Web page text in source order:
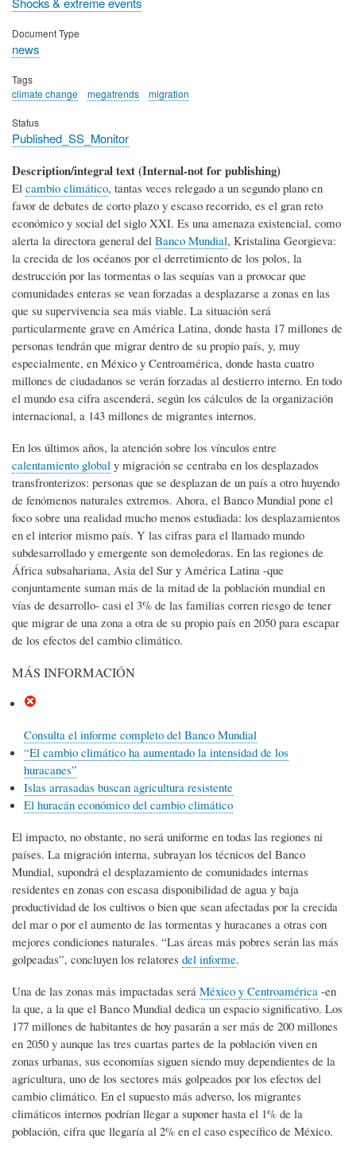
Document Type
news
Tags
climate change
megatrends migration
Status
Published_SS_Monitor
Description/integral text (Internal-not for publishing)
El cambio climático, tantas veces relegado a un segundo plano en
favor de debates de corto plazo y escaso recorrido, es el gran reto
económico y social del siglo XXI. Es una amenaza existencial, como
alerta la directora general del Banco Mundial, Kristalina Georgieva:
la crecida de los océanos por el derretimiento de los polos, la
destrucción por las tormentas o las sequías van a provocar que
comunidades enteras se vean forzadas a desplazarse a zonas en las
que su supervivencia sea más viable. La situación será
particularmente grave en América Latina, donde hasta 17 millones de
personas tendrán que migrar dentro de su propio país, y, muy
especialmente, en México y Centroamérica, donde hasta cuatro
millones de ciudadanos se verán forzadas al destierro interno. En todo
el mundo esa cifra ascenderá, según los cálculos de la organización
internacional, a 143 millones de migrantes internos.
En los últimos años, la atención sobre los vínculos entre
calentamiento global y migración se centraba en los desplazados
transfronterizos: personas que se desplazan de un país a otro huyendo
de fenómenos naturales extremos. Ahora, el Banco Mundial pone el
foco sobre una realidad mucho menos estudiada: los desplazamientos
en el interior mismo país. Y las cifras para el llamado mundo
subdesarrollado y emergente son demoledoras. En las regiones de
África subsahariana, Asia del Sur y América Latina -que
conjuntamente suman más de la mitad de la población mundial en
vías de desarrollo- casi el 3% de las familias corren riesgo de tener
que migrar de una zona a otra de su propio país en 2050 para escapar
de los efectos del cambio climático.
MÁS INFORMACIÓN
Consulta el informe completo del Banco Mundial
“El cambio climático ha aumentado la intensidad de los
huracanes”
Islas arrasadas buscan agricultura resistente
El huracán económico del cambio climático
El impacto, no obstante, no será uniforme en todas las regiones ni
países. La migración interna, subrayan los técnicos del Banco
Mundial, supondrá el desplazamiento de comunidades internas
residentes en zonas con escasa disponibilidad de agua y baja
productividad de los cultivos o bien que sean afectadas por la crecida
del mar o por el aumento de las tormentas y huracanes a otras con
mejores condiciones naturales. “Las áreas más pobres serán las más
golpeadas”, concluyen los relatores del informe.
Una de las zonas más impactadas será México y Centroamérica -en
la que, a la que el Banco Mundial dedica un espacio significativo. Los
177 millones de habitantes de hoy pasarán a ser más de 200 millones
en 2050 y aunque las tres cuartas partes de la población viven en
zonas urbanas, sus economías siguen siendo muy dependientes de la
agricultura, uno de los sectores más golpeados por los efectos del
cambio climático. En el supuesto más adverso, los migrantes
climáticos internos podrían llegar a suponer hasta el 1% de la
población, cifra que llegaría al 2% en el caso específico de México.